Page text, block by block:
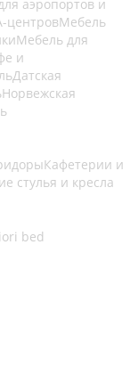
аэропортов и
центровМебель
Мебель для
и
Датская
Норвежская
Кафетерии и
стулья и кресла